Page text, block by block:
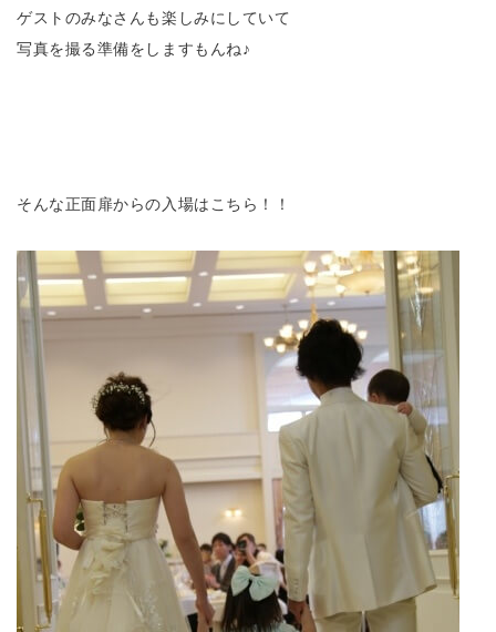
ゲストのみなさんも楽しみにしていて
写真を撮る準備をしますもんね♪
そんな正面扉からの入場はこちら！！